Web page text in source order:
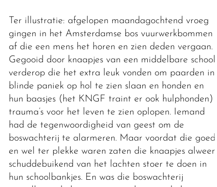
Ter illustratie: afgelopen maandagochtend vroeg
gingen in het Amsterdamse bos vuurwerkbommen
af die een mens het horen en zien deden vergaan.
Gegooid door knaapjes van een middelbare school
verderop die het extra leuk vonden om paarden in
blinde paniek op hol te zien slaan en honden en
hun baasjes (het KNGF traint er ook hulphonden)
trauma’s voor het leven te zien oplopen. Iemand
had de tegenwoordigheid van geest om de
boswachterij te alarmeren. Maar voordat die goed
en wel ter plekke waren zaten die knaapjes alweer
schuddebuikend van het lachten stoer te doen in
hun schoolbankjes. En was die boswachterij